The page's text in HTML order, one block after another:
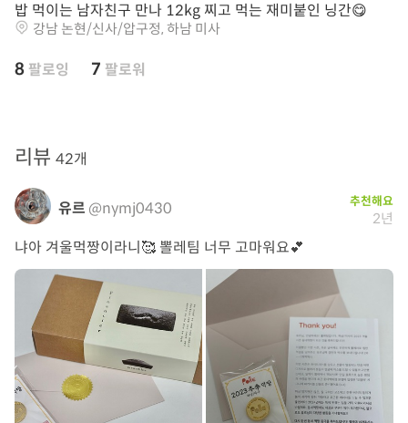
밥 먹이는 남자친구 만나 12kg 찌고 먹는 재미붙인 닝간😋
강남 논현/신사/압구정, 하남 미사
8 팔로잉 7 팔로워
리뷰 42개
유르 @nymj0430 추천해요
2년
냐아 겨울먹짱이라니🥰 뽈레팀 너무 고마워요💕